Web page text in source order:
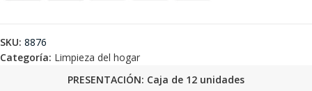
SKU: 8876
Categoría: Limpieza del hogar
PRESENTACIÓN: Caja de 12 unidades